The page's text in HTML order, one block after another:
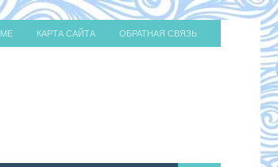
КАРТА САЙТА ОБРАТНАЯ СВЯЗЬ